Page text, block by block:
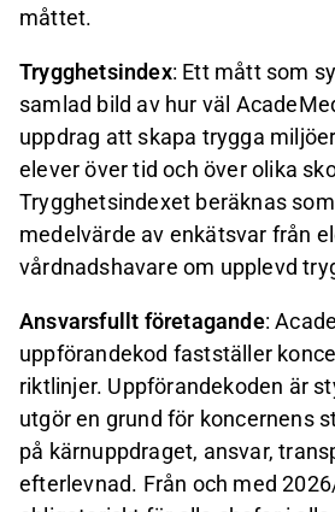
måttet.
Trygghetsindex: Ett mått som
samlad bild av hur väl
uppdrag att skapa trygga
elever över tid och över olika
Trygghetsindexet beräknas
medelvärde av enkätsvar från
vårdnadshavare om upplevd
Ansvarsfullt företagande:
uppförandekod fastställer
riktlinjer. Uppförandekoden är
utgör en grund för koncernens
på kärnuppdraget, ansvar,
efterlevnad. Från och med